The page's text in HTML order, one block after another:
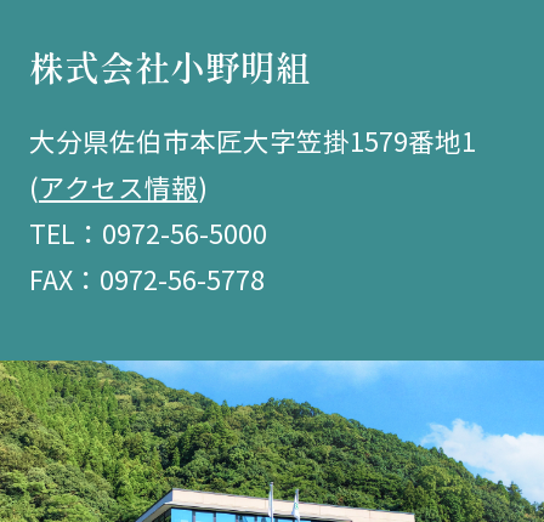
株式会社小野明組
大分県佐伯市本匠大字笠掛1579番地1
(アクセス情報)
TEL：0972-56-5000
FAX：0972-56-5778